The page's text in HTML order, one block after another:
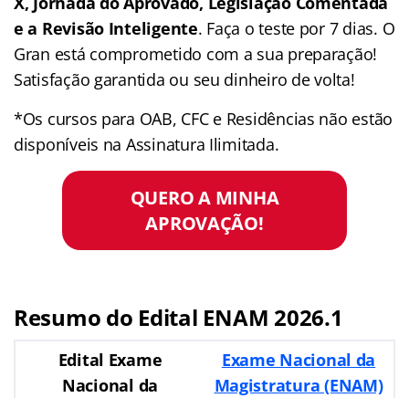
e a Revisão Inteligente. Faça o teste por 7 dias. O
Gran está comprometido com a sua preparação!
Satisfação garantida ou seu dinheiro de volta!
*Os cursos para OAB, CFC e Residências não estão
disponíveis na Assinatura Ilimitada.
QUERO A MINHA
APROVAÇÃO!
Resumo do Edital ENAM 2026.1
Edital Exame
Nacional da
Exame Nacional da
Magistratura (ENAM)